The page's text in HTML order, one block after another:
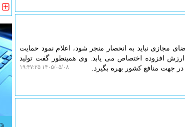
مجازی نباید به انحصار منجر شود، اعلام نمود حمایت
ارزش افزوده اختصاص می یابد. وی همینطور گفت تولید
جهت منافع کشور بهره بگیرد.
۱۴۰۵/۰۵/۰۸ ۱۹:۴۷:۲۵